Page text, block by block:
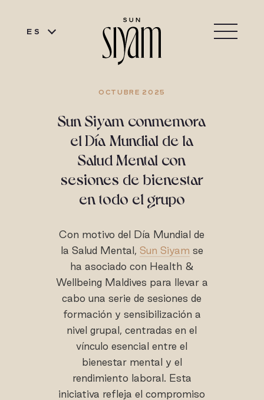
ES
OCTUBRE 2025
Sun Siyam conmemora
el Día Mundial de la
Salud Mental con
sesiones de bienestar
en todo el grupo
Con motivo del Día Mundial de
la Salud Mental, Sun Siyam se
ha asociado con Health &
Wellbeing Maldives para llevar a
cabo una serie de sesiones de
formación y sensibilización a
nivel grupal, centradas en el
vínculo esencial entre el
bienestar mental y el
rendimiento laboral. Esta
iniciativa refleja el compromiso